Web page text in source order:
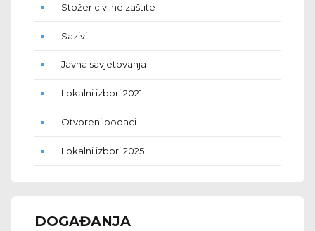
Stožer civilne zaštite
Sazivi
Javna savjetovanja
Lokalni izbori 2021
Otvoreni podaci
Lokalni izbori 2025
DOGAĐANJA